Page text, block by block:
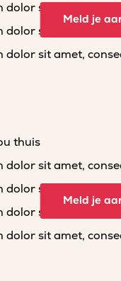
dolor sit amet,
dolor sit amet,
dolor sit amet,
Meld je
thuis
dolor sit amet,
dolor sit amet,
dolor sit amet,
dolor sit amet,
Meld je